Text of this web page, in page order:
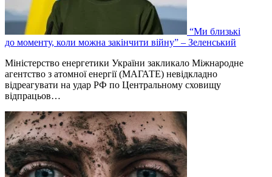
“Ми близькі
до моменту, коли можна закінчити війну” – Зеленський
Міністерство енергетики України закликало Міжнародне
агентство з атомної енергії (МАГАТЕ) невідкладно
відреагувати на удар РФ по Центральному сховищу
відпрацьов…